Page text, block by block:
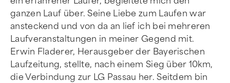
ganzen Lauf über. Seine Liebe zum Laufen war
ansteckend und von da an lief ich bei mehreren
Laufveranstaltungen in meiner Gegend mit.
Erwin Fladerer, Herausgeber der Bayerischen
Laufzeitung, stellte, nach einem Sieg über 10km,
die Verbindung zur LG Passau her. Seitdem bin